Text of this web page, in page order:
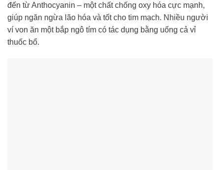
đến từ Anthocyanin – một chất chống oxy hóa cực mạnh,
giúp ngăn ngừa lão hóa và tốt cho tim mạch. Nhiều người
ví von ăn một bắp ngô tím có tác dụng bằng uống cả vỉ
thuốc bổ.